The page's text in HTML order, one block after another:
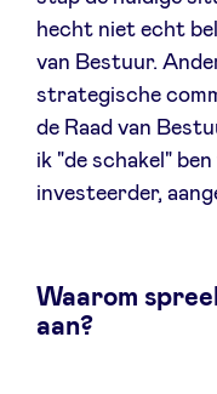
hecht niet echt
van Bestuur.
strategische
de Raad van
ik "de schakel"
investeerder,
Waarom
aan?